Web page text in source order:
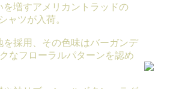
を増すアメリカントラッドの
ャツが入荷。
採用、その色味はバーガンデ
なフローラルパターンを認め